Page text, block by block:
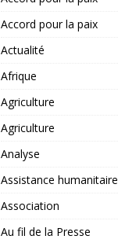
Accord pour la paix
Actualité
Afrique
Agriculture
Agriculture
Analyse
Assistance humanitaire
Association
Au fil de la Presse